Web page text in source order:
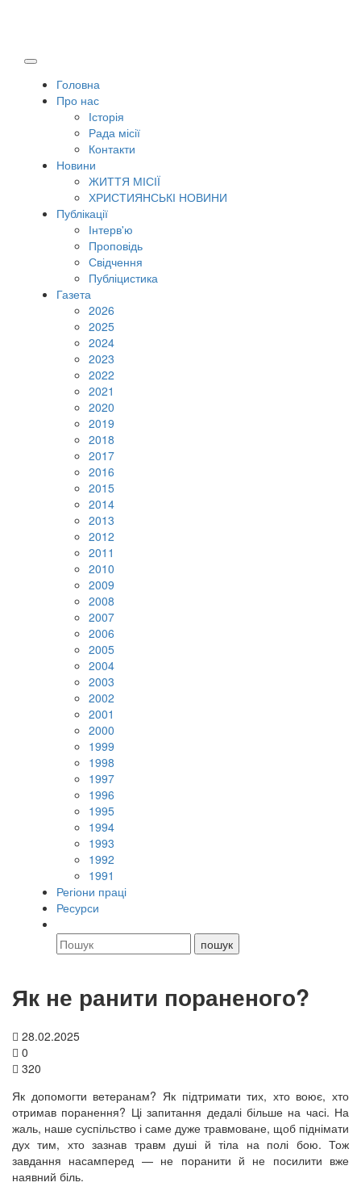
Головна
Про нас
Історія
Рада місії
Контакти
Новини
ЖИТТЯ МІСІЇ
ХРИСТИЯНСЬКІ НОВИНИ
Публікації
Інтерв'ю
Проповідь
Свідчення
Публіцистика
Газета
2026
2025
2024
2023
2022
2021
2020
2019
2018
2017
2016
2015
2014
2013
2012
2011
2010
2009
2008
2007
2006
2005
2004
2003
2002
2001
2000
1999
1998
1997
1996
1995
1994
1993
1992
1991
Регіони праці
Ресурси
Як не ранити пораненого?
28.02.2025
0
320
Як допомогти ветеранам? Як підтримати тих, хто воює, хто
отримав поранення? Ці запитання дедалі більше на часі. На
жаль, наше суспільство і саме дуже травмоване, щоб піднімати
дух тим, хто зазнав травм душі й тіла на полі бою. Тож
завдання насамперед — не поранити й не посилити вже
наявний біль.